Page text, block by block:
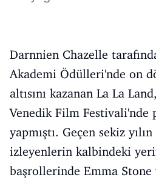
Darnnien Chazelle
Akademi Ödülleri'nde on
altısını kazanan La La
Venedik Film Festivali'nde
yapmıştı. Geçen sekiz
izleyenlerin kalbindeki
başrollerinde Emma Stone